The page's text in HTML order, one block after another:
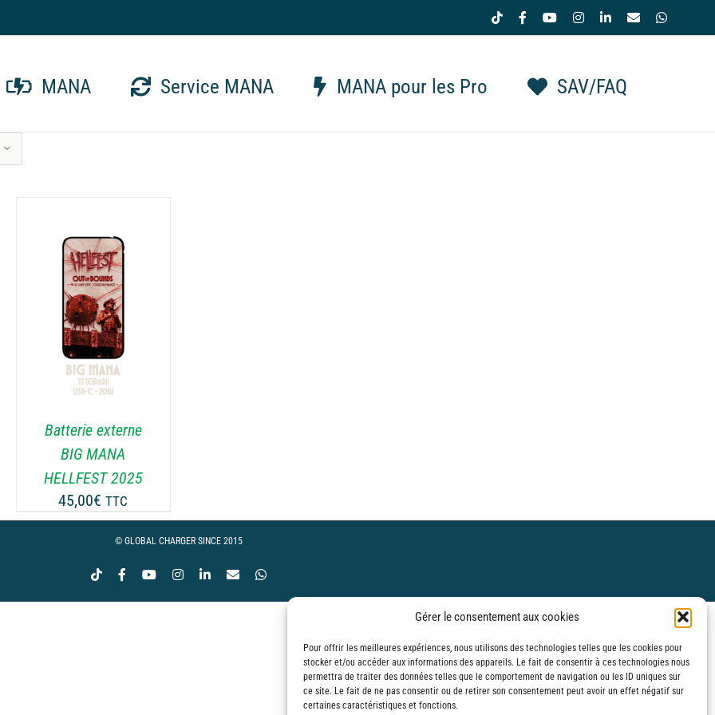
Gérer le consentement aux cookies
Pour offrir les meilleures expériences, nous utilisons des technologies telles que les cookies pour
stocker et/ou accéder aux informations des appareils. Le fait de consentir à ces technologies nous
permettra de traiter des données telles que le comportement de navigation ou les ID uniques sur
ce site. Le fait de ne pas consentir ou de retirer son consentement peut avoir un effet négatif sur
certaines caractéristiques et fonctions.
Tiktok FacebookYouTubeInstagramLinkedIn
Email
MANA Service MANA MANA pour les Pro SAV/FAQ
Batterie externe
BIG MANA
HELLFEST 2025
45,00€ TTC
© GLOBAL CHARGER SINCE 2015
Tiktok FacebookYouTubeInstagramLinkedIn
EmailWhatsApp